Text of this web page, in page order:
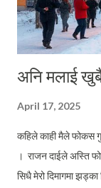
अनि मलाई खुबै
April 17, 2025
कहिले काही मैले फोकस
। राजन दाईले अस्ति
सिधै मेरो दिमागमा